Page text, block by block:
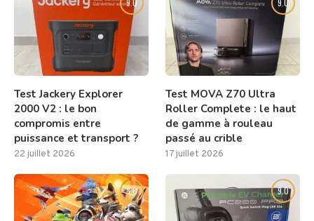
9.0
Test Jackery Explorer
2000 V2 : le bon
compromis entre
puissance et transport ?
22 juillet 2026
9.0
Test MOVA Z70 Ultra
Roller Complete : le haut
de gamme à rouleau
passé au crible
17 juillet 2026
8.0 9.0